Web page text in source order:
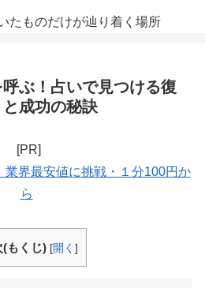
たものだけが辿り着く場所
ぶ！占いで見つける復
成功の秘訣
[PR]
界最安値に挑戦・１分100円か
ら
(もくじ) [開く ]